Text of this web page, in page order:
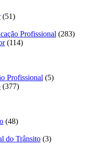
(51)
Profissional (283)
(114)
Profissional (5)
(377)
(48)
do Trânsito (3)